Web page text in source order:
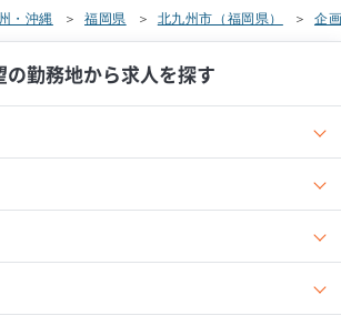
・沖縄 福岡県 北九州市（福岡県） 企
の勤務地から求人を探す